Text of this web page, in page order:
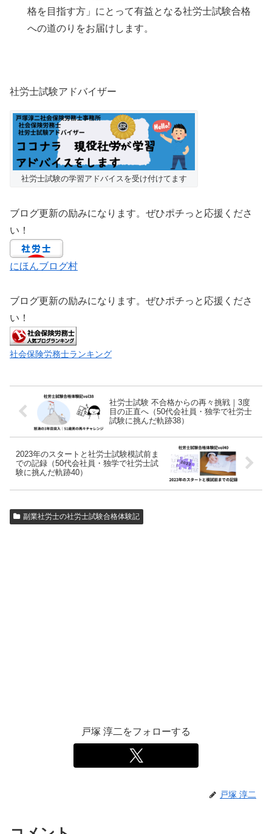
格を目指す方」にとって有益となる社労士試験合格
への道のりをお届けします。
社労士試験アドバイザー
社労士試験の学習アドバイスを受け付けてます
ブログ更新の励みになります。ぜひポチっと応援くださ
い！
にほんブログ村
ブログ更新の励みになります。ぜひポチっと応援くださ
い！
社会保険労務士ランキング
社労士試験 不合格からの再々挑戦｜3度
目の正直へ（50代会社員・独学で社労士
試験に挑んだ軌跡38）
2023年のスタートと社労士試験模試前ま
での記録（50代会社員・独学で社労士試
験に挑んだ軌跡40）
副業社労士の社労士試験合格体験記
戸塚 淳二をフォローする
戸塚 淳二